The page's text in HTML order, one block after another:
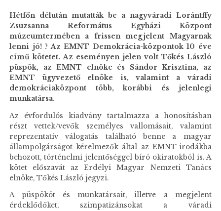
Hétfőn délután mutatták be a nagyváradi Lorántffy
Zsuzsanna Református Egyházi Központ
múzeumtermében a frissen megjelent Magyarnak
lenni jó! ? Az EMNT Demokrácia-központok 10 éve
című kötetet. Az eseményen jelen volt Tőkés László
püspök, az EMNT elnöke és Sándor Krisztina, az
EMNT ügyvezető elnöke is, valamint a váradi
demokráciaközpont több, korábbi és jelenlegi
munkatársa.
Az évfordulós kiadvány tartalmazza a honosításban
részt vettek/vevők személyes vallomásait, valamint
reprezentatív válogatás található benne a magyar
állampolgárságot kérelmezők által az EMNT-irodákba
behozott, történelmi jelentőséggel bíró okiratokból is. A
kötet előszavát az Erdélyi Magyar Nemzeti Tanács
elnöke, Tőkés László jegyzi.
A püspököt és munkatársait, illetve a megjelent
érdeklődőket, szimpatizánsokat a váradi